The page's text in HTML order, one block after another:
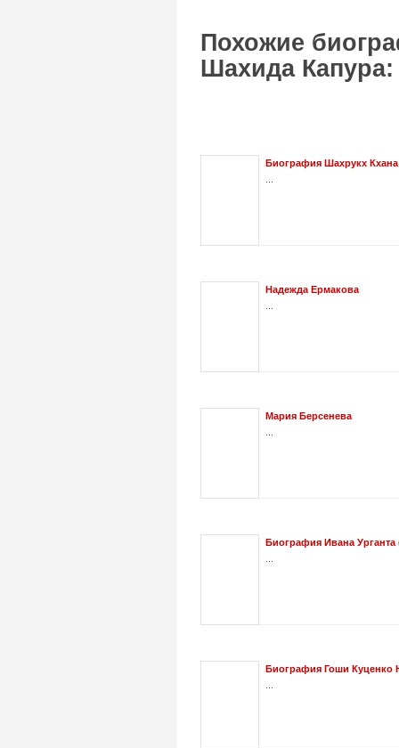
Похожие
Шахида Капура:
Биография Шахрукх Кхана
Надежда Ермакова
Мария Берсенева
Биография Ивана Урганта
Биография Гоши Куценко